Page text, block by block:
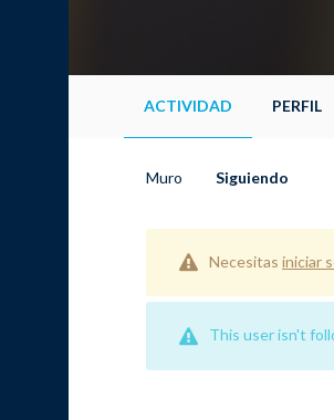
ACTIVIDAD PERFIL
Muro Siguiendo
Necesitas iniciar
This user isn't